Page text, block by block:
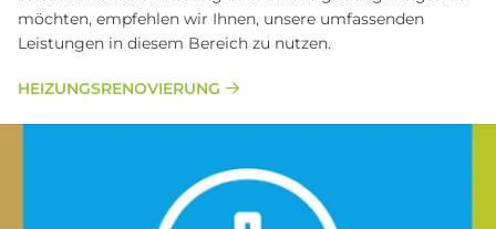
möchten, empfehlen wir Ihnen, unsere umfassenden
Leistungen in diesem Bereich zu nutzen.
HEI­ZUNGS­RE­NO­VIE­RUNG